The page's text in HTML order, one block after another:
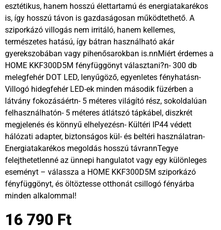
esztétikus, hanem hosszú élettartamú és energiatakarékos
is, így hosszú távon is gazdaságosan működtethető. A
sziporkázó villogás nem irritáló, hanem kellemes,
természetes hatású, így bátran használható akár
gyerekszobában vagy pihenősarokban is.nnMiért érdemes a
HOME KKF300D5M fényfüggönyt választani?n- 300 db
melegfehér DOT LED, lenyűgöző, egyenletes fényhatásn-
Villogó hidegfehér LED-ek minden második füzérben a
látvány fokozásáértn- 5 méteres világító rész, sokoldalúan
felhasználhatón- 5 méteres átlátszó tápkábel, diszkrét
megjelenés és könnyű elhelyezésn- Kültéri IP44 védett
hálózati adapter, biztonságos kül- és beltéri használatran-
Energiatakarékos megoldás hosszú távrannTegye
felejthetetlenné az ünnepi hangulatot vagy egy különleges
eseményt – válassza a HOME KKF300D5M sziporkázó
fényfüggönyt, és öltöztesse otthonát csillogó fényárba
minden alkalommal!
16 790 Ft